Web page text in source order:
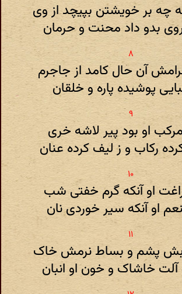
چه بر خویشتن بپیچد از وی
بدو داد محنت و حرمان
آن حال کامد از جاجرم
پوشیده پاره و خلقان
مرکب او بود پیر لاشه خری
رکاب و ز لیف کرده عنان
او آنکه گرم خفتی شب
او آنکه سیر خوردی نان
پشم و بساط نرمش خاک
خاشاک و خون او انبان